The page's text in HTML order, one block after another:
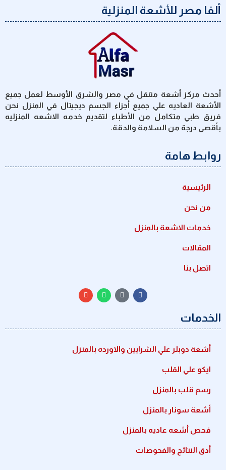
ألفا مصر للأشعة المنزلية
أحدث مركز أشعة متنقل في مصر والشرق الأوسط لعمل جميع
الأشعة العاديه علي جميع أجزاء الجسم ديجيتال في المنزل نحن
فريق طبي متكامل من الأطباء لتقديم خدمه الاشعه المنزليه
بأقصى درجة من السلامة والدقة.
روابط هامة
الرئيسية
من نحن
خدمات الاشعة بالمنزل
المقالات
اتصل بنا
الخدمات
أشعة دوبلر علي الشرايين والاورده بالمنزل
ايكو علي القلب
رسم قلب بالمنزل
أشعة سونار بالمنزل
فحص أشعه عاديه بالمنزل
أدق النتائج والفحوصات